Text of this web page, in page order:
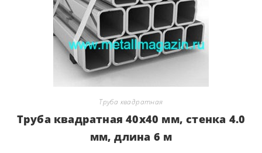
Труба квадратная
Труба квадратная 40х40 мм, стенка 4.0
мм, длина 6 м